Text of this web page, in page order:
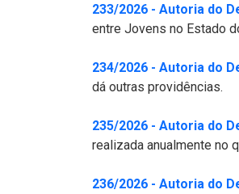
233/2026 - Autoria do
entre Jovens no Estado
234/2026 - Autoria do
dá outras providências.
235/2026 - Autoria do
realizada anualmente no
236/2026 - Autoria do